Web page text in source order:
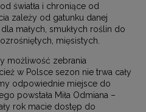
światła i chroniące od
zależy od gatunku danej
małych, smukłych roślin do
mięsistych.
możliwość zebrania
w Polsce sezon nie trwa cały
odpowiednie miejsce do
powstała Miła Odmiana –
rok macie dostęp do